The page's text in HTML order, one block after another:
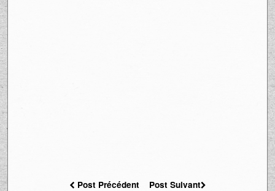
Post Précédent Post Suivant